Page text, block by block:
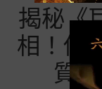
揭秘《
相！你
質